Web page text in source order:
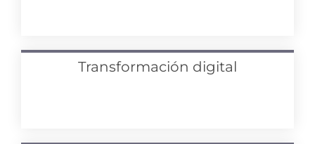
Transformación digital